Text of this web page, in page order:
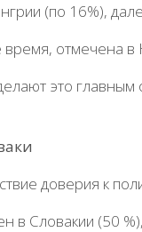
(по 16%),
отмечена в
это главным
доверия к
Словакии (50